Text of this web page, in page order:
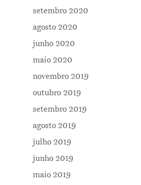
setembro 2020
agosto 2020
junho 2020
maio 2020
novembro 2019
outubro 2019
setembro 2019
agosto 2019
julho 2019
junho 2019
maio 2019